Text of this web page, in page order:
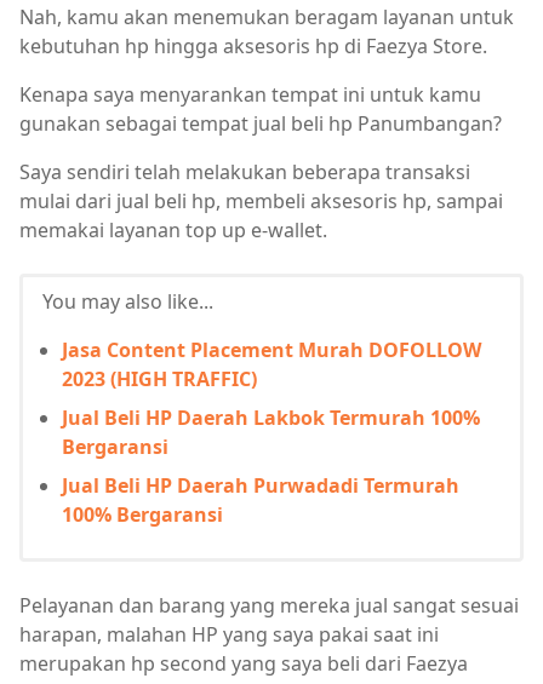
Nah, kamu akan menemukan beragam layanan untuk
kebutuhan hp hingga aksesoris hp di Faezya Store.
Kenapa saya menyarankan tempat ini untuk kamu
gunakan sebagai tempat jual beli hp Panumbangan?
Saya sendiri telah melakukan beberapa transaksi
mulai dari jual beli hp, membeli aksesoris hp, sampai
memakai layanan top up e-wallet.
You may also like...
Jasa Content Placement Murah DOFOLLOW
2023 (HIGH TRAFFIC)
Jual Beli HP Daerah Lakbok Termurah 100%
Bergaransi
Jual Beli HP Daerah Purwadadi Termurah
100% Bergaransi
Pelayanan dan barang yang mereka jual sangat sesuai
harapan, malahan HP yang saya pakai saat ini
merupakan hp second yang saya beli dari Faezya